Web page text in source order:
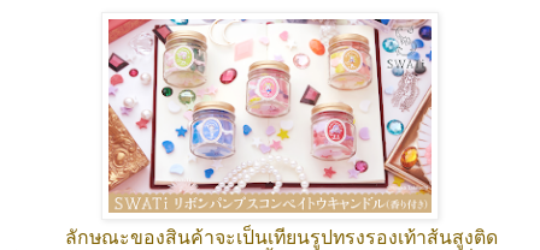
ลักษณะของสินค้าจะเป็นเทียนรูปทรงรองเท้าส้นสูงติด